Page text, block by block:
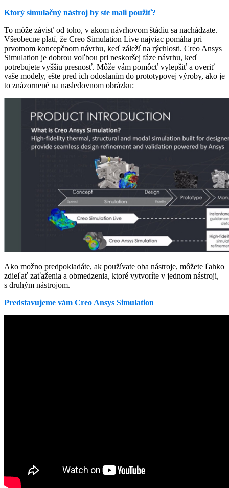
Ktorý simulačný nástroj by ste mali použiť?
To môže závisť od toho, v akom návrhovom štádiu sa nachádzate.
Všeobecne platí, že Creo Simulation Live najviac pomáha pri
prvotnom koncepčnom návrhu, keď záleží na rýchlosti. Creo Ansys
Simulation je dobrou voľbou pri neskoršej fáze návrhu, keď
potrebujete vyššiu presnosť. Môže vám pomôcť vylepšiť a overiť
vaše modely, ešte pred ich odoslaním do prototypovej výroby, ako je
to znázornené na nasledovnom obrázku:
Ako možno predpokladáte, ak používate oba nástroje, môžete ľahko
zdieľať zaťaženia a obmedzenia, ktoré vytvoríte v jednom nástroji,
s druhým nástrojom.
Predstavujeme vám Creo Ansys Simulation